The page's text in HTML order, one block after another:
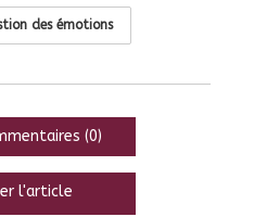
des émotions
(0)
l'article